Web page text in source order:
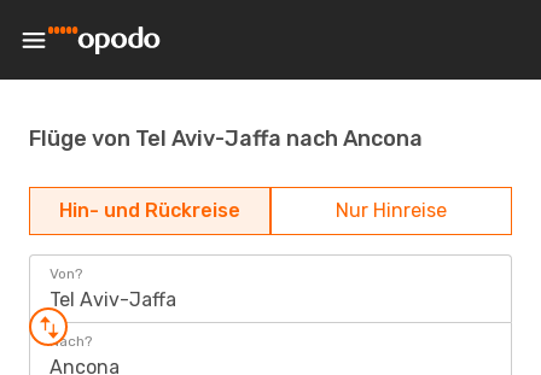
Flüge von Tel Aviv-Jaffa nach Ancona
Hin- und Rückreise Nur Hinreise
Von?
Tel Aviv-Jaffa
Nach?
Ancona